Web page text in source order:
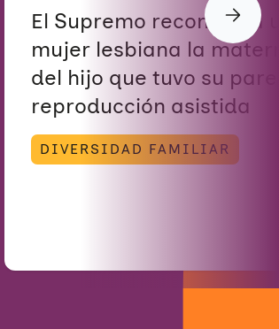
El Supremo reconoce a
mujer lesbiana la
del hijo que tuvo su
reproducción asistida
DIVERSIDAD FAMILIAR